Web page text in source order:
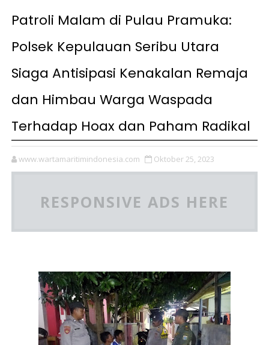
Patroli Malam di Pulau Pramuka:
Polsek Kepulauan Seribu Utara
Siaga Antisipasi Kenakalan Remaja
dan Himbau Warga Waspada
Terhadap Hoax dan Paham Radikal
www.wartamaritimindonesia.com Oktober 25, 2023
RESPONSIVE ADS HERE